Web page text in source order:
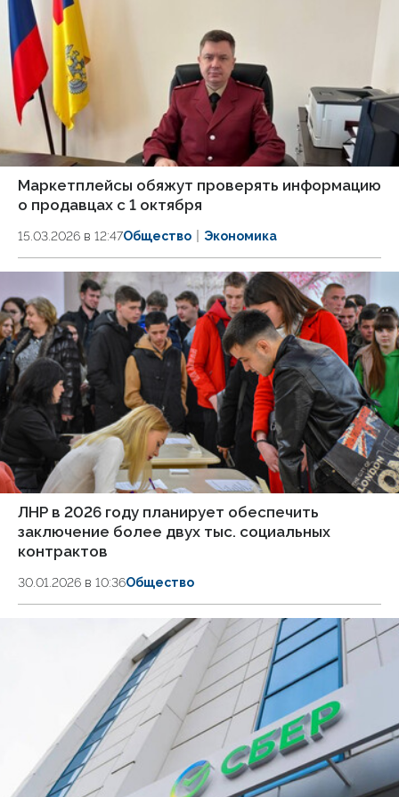
Маркетплейсы обяжут проверять информацию
о продавцах с 1 октября
15.03.2026 в 12:47Общество Экономика
ЛНР в 2026 году планирует обеспечить
заключение более двух тыс. социальных
контрактов
30.01.2026 в 10:36Общество